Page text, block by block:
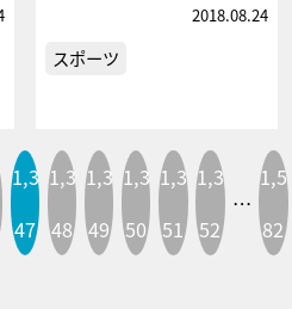
2018.08.24
スポーツ
1,3
47
1,3
48
1,3
49
1,3
50
1,3
51
1,3
52
…
1,5
82